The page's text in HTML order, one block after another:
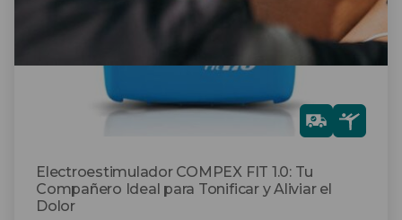
Electroestimulador COMPEX FIT 1.0: Tu
Compañero Ideal para Tonificar y Aliviar el
Dolor
Gra
tis